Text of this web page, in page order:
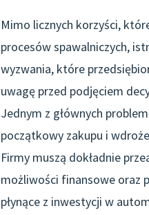
Mimo licznych korzyści,
procesów spawalniczych,
wyzwania, które
uwagę przed podjęciem
Jednym z głównych
początkowy zakupu i
Firmy muszą dokładnie
możliwości finansowe oraz
płynące z inwestycji w